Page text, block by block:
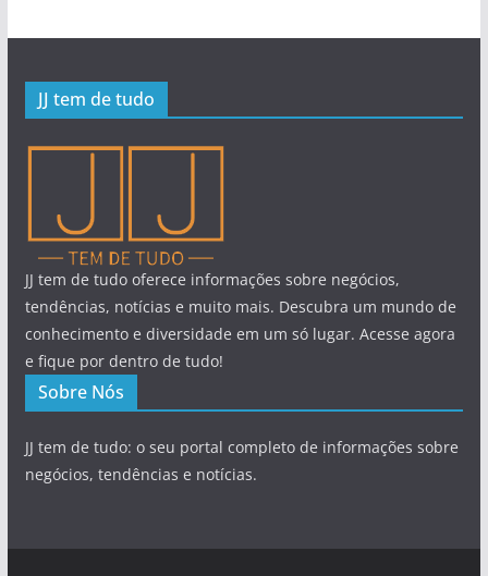
JJ tem de tudo
JJ tem de tudo oferece informações sobre negócios,
tendências, notícias e muito mais. Descubra um mundo de
conhecimento e diversidade em um só lugar. Acesse agora
e fique por dentro de tudo!
Sobre Nós
JJ tem de tudo: o seu portal completo de informações sobre
negócios, tendências e notícias.